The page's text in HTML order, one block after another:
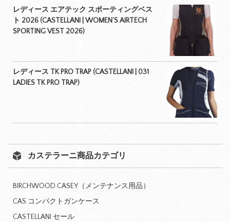
レディース エアテック スポーティングベス
ト 2026 (CASTELLANI | WOMEN’S AIRTECH
SPORTING VEST 2026)
レディース TK PRO TRAP (CASTELLANI | 031
LADIES TK PRO TRAP)
カステラーニ商品カテゴリ
BIRCHWOOD CASEY（メンテナンス用品）
CAS コンパクトガンケース
CASTELLANI セール